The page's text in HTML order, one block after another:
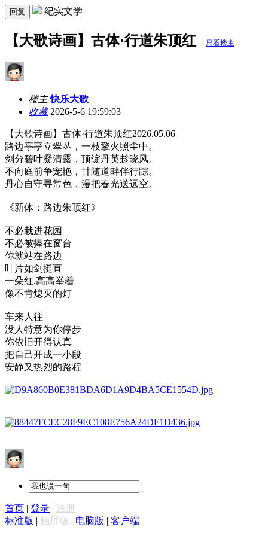
回复 纪实文学
【大歌诗画】古体·行道朱顶红 只看楼主
楼主 快乐大歌
收藏2026-5-6 19:59:03
【大歌诗画】古体·行道朱顶红2026.05.06
路边亭亭立翠丛，一枝擎火照尘中。
剑分碧叶凝清露，顶绽丹英趁晓风。
不向庭前争宠艳，甘随道畔伴行踪。
丹心自守寻常色，漫把春光送远空。
《新体：路边朱顶红》
不必栽进花园
不必被捧在窗台
你就站在路边
叶片如剑挺直
一朵红.高高举着
像不肯熄灭的灯
车来人往
没人特意为你停步
你依旧开得认真
把自己开成一小段
安静又热烈的路程
首页 | 登录 | 注册
标准版 | 触屏版 | 电脑版 | 客户端